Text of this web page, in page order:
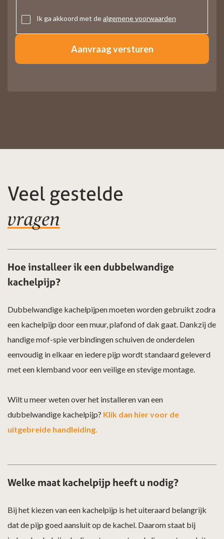
Ik ga akkoord met dealgemene voorwaarden
Veel gestelde
vragen
Hoe installeer ik een dubbelwandige
kachelpijp?
Dubbelwandige kachelpijpen moeten worden gebruikt zodra
een kachelpijp door een muur, plafond of dak gaat. Dankzij de
handige mof-spie verbindingen schuiven de onderdelen
eenvoudig in elkaar en iedere pijp wordt standaard geleverd
met een klemband voor een veilige en stevige montage.
Wilt u meer weten over het installeren van een
dubbelwandige kachelpijp? Klik dan hier voor de
uitgebreide handleiding.
Welke maat kachelpijp heeft u nodig?
Bij het kiezen van een kachelpijp is het uiteraard belangrijk
dat de pijp goed aansluit op de kachel. Daarom staat bij